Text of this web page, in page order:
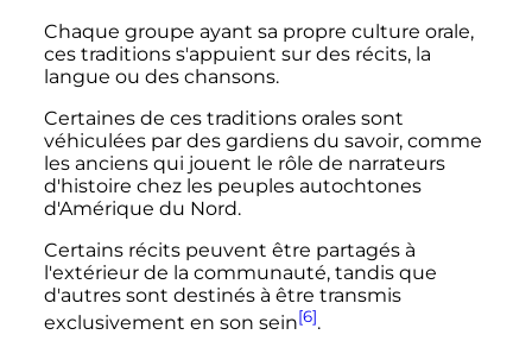
Chaque groupe ayant sa propre culture orale,
ces traditions s'appuient sur des récits, la
langue ou des chansons.
Certaines de ces traditions orales sont
véhiculées par des gardiens du savoir, comme
les anciens qui jouent le rôle de narrateurs
d'histoire chez les peuples autochtones
d'Amérique du Nord.
Certains récits peuvent être partagés à
l'extérieur de la communauté, tandis que
d'autres sont destinés à être transmis
exclusivement en son sein[6].